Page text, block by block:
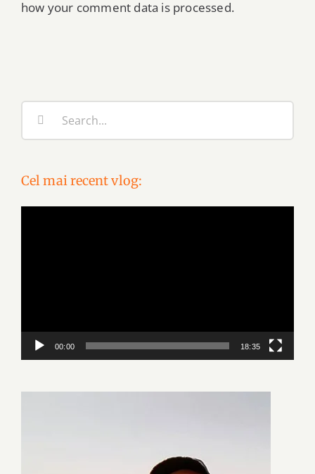
how your comment data is processed.
Cel mai recent vlog:
00:00 18:35